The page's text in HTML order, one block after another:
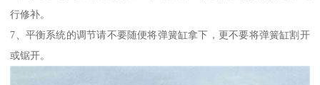
行修补。
7、平衡系统的调节请不要随便将弹簧缸拿下，更不要将弹簧缸割开
或锯开。